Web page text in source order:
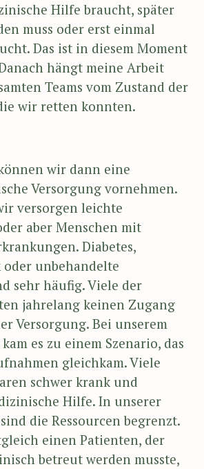
Hilfe braucht, später
muss oder erst einmal
Das ist in diesem Moment
hängt meine Arbeit
Teams vom Zustand der
wir retten konnten.
wir dann eine
Versorgung vornehmen.
versorgen leichte
aber Menschen mit
Diabetes,
unbehandelte
sehr häufig. Viele der
jahrelang keinen Zugang
Versorgung. Bei unserem
es zu einem Szenario, das
gleichkam. Viele
schwer krank und
Hilfe. In unserer
die Ressourcen begrenzt.
einen Patienten, der
betreut werden musste,